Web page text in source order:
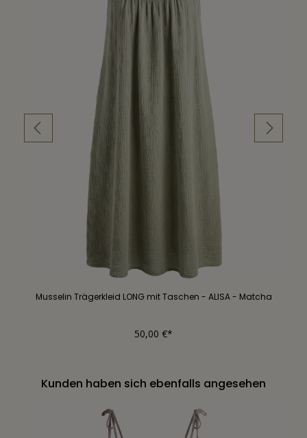
Musselin Trägerkleid LONG mit Taschen - ALISA - Matcha
50,00 €*
Kunden haben sich ebenfalls angesehen